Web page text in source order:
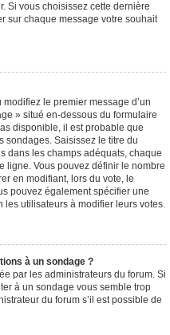
Si vous choisissez cette dernière
sur chaque message votre souhait
le premier message d’un
» situé en-dessous du formulaire
disponible, il est probable que
sondages. Saisissez le titre du
dans les champs adéquats, chaque
ligne. Vous pouvez définir le nombre
en modifiant, lors du vote, le
pouvez également spécifier une
les utilisateurs à modifier leurs votes.
à un sondage ?
par les administrateurs du forum. Si
à un sondage vous semble trop
du forum s’il est possible de